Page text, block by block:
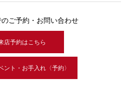
ご予約・お問い合わせ
店予約はこちら
ント・お手入れ〈予約〉